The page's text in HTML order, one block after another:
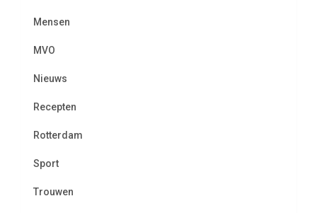
Mensen
MVO
Nieuws
Recepten
Rotterdam
Sport
Trouwen